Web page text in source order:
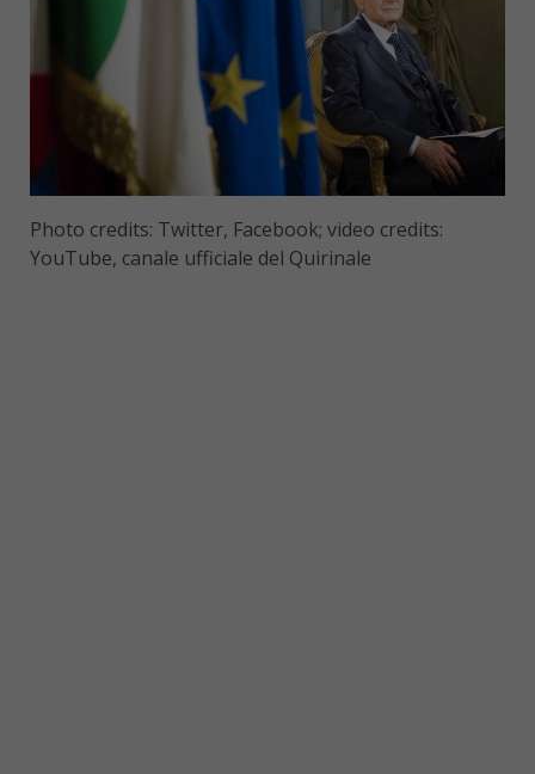
Photo credits: Twitter, Facebook; video credits:
YouTube, canale ufficiale del Quirinale